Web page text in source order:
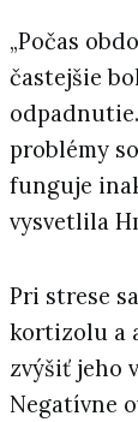
„Počas
častejšie
problémy
funguje
vysvetlila
Pri strese
kortizolu a
zvýšiť jeho
Negatívne